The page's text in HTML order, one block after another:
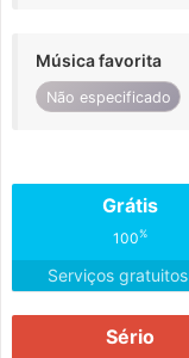
Música favorita
Não especificado
Grátis
100%
Serviços gratuitos
Sério